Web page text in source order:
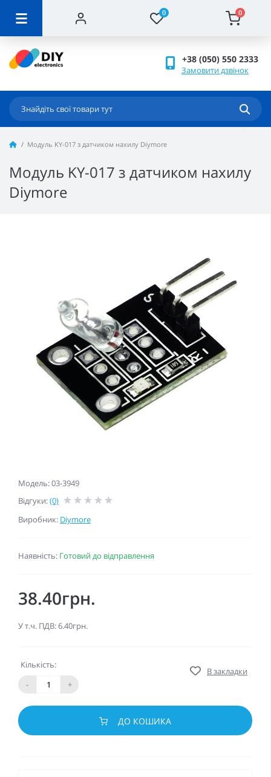
0 0
+38 (050) 550 2333
Замовити дзвінок
Модуль KY-017 з датчиком нахилу Diymore
Модуль KY-017 з датчиком нахилу
Diymore
Модель: 03-3949
Відгуки:(0)
Виробник: Diymore
Наявність: Готовий до відправлення
38.40грн.
У т.ч. ПДВ: 6.40грн.
Кількість:
-
+
В закладки
ДО КОШИКА